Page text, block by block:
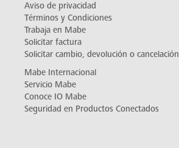
Aviso de privacidad
Términos y Condiciones
Trabaja en Mabe
Solicitar factura
Solicitar cambio, devolución o cancelación
Mabe Internacional
Servicio Mabe
Conoce IO Mabe
Seguridad en Productos Conectados